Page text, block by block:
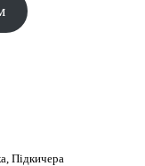
Підкичера